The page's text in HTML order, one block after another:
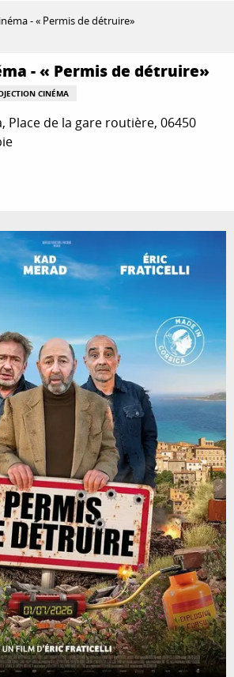
- « Permis de détruire»
- « Permis de détruire»
CINÉMA
Place de la gare routière, 06450
aux favoris